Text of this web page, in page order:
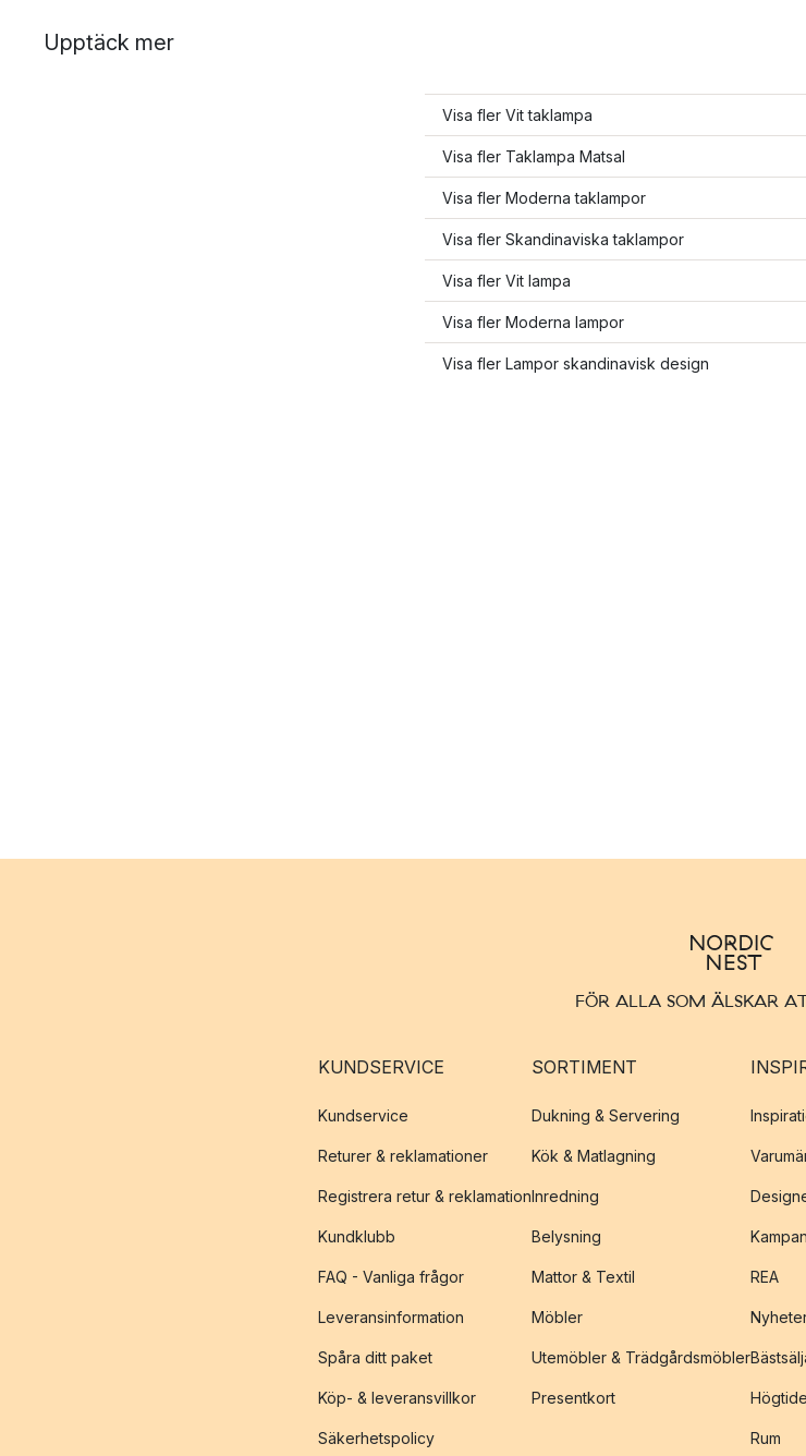
Upptäck mer
Visa fler Vit taklampa
Visa fler Taklampa Matsal
Visa fler Moderna taklampor
Visa fler Skandinaviska taklampor
Visa fler Vit lampa
Visa fler Moderna lampor
Visa fler Lampor skandinavisk design
FÖR ALLA SOM ÄLSKAR
KUNDSERVICE
Kundservice
Returer & reklamationer
Registrera retur & reklamation
Kundklubb
FAQ - Vanliga frågor
Leveransinformation
Spåra ditt paket
Köp- & leveransvillkor
Säkerhetspolicy
SORTIMENT
Dukning & Servering
Kök & Matlagning
Inredning
Belysning
Mattor & Textil
Möbler
Utemöbler & Trädgårdsmöbler
Presentkort
REA
Rum